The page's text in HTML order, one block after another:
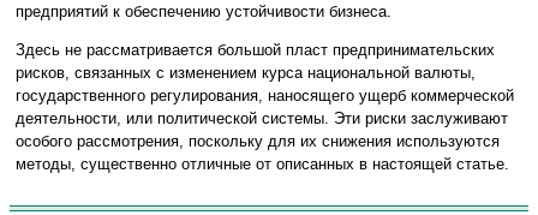
предприятий к обеспечению устойчивости бизнеса.
Здесь не рассматривается большой пласт предпринимательских
рисков, связанных с изменением курса национальной валюты,
государственного регулирования, наносящего ущерб коммерческой
деятельности, или политической системы. Эти риски заслуживают
особого рассмотрения, поскольку для их снижения используются
методы, существенно отличные от описанных в настоящей статье.